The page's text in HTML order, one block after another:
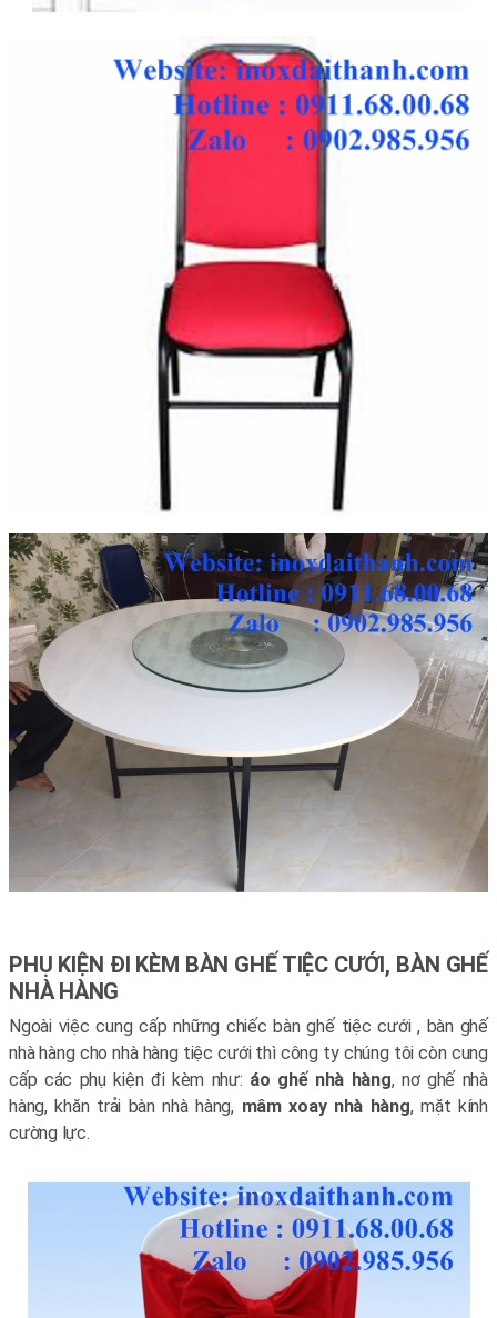
PHỤ KIỆN ĐI KÈM BÀN GHẾ TIỆC CƯỚI, BÀN GHẾ
NHÀ HÀNG
Ngoài việc cung cấp những chiếc bàn ghế tiệc cưới , bàn ghế
nhà hàng cho nhà hàng tiệc cưới thì công ty chúng tôi còn cung
cấp các phụ kiện đi kèm như: áo ghế nhà hàng, nơ ghế nhà
hàng, khăn trải bàn nhà hàng, mâm xoay nhà hàng, mặt kính
cường lực.